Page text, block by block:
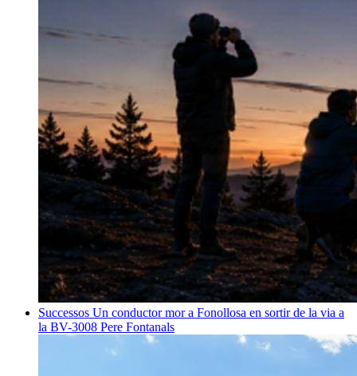
Successos Un conductor mor a Fonollosa en sortir de la via a
la BV-3008 Pere Fontanals